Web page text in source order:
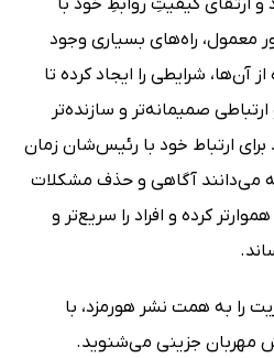
راه‌های بسیاری وجود
آن‌ها، شرایطی را ایجاد کرده تا
صمیمانه‌تر و سازنده‌تر
برای ارتباط خود با رئیس‌شان زمان
می‌دانند آگاهی و حذف مشکلات
کرده و افراد را سریع‌تر و
را به همت نشر هورمزد، با
مهربان جزینی می‌شنوید.